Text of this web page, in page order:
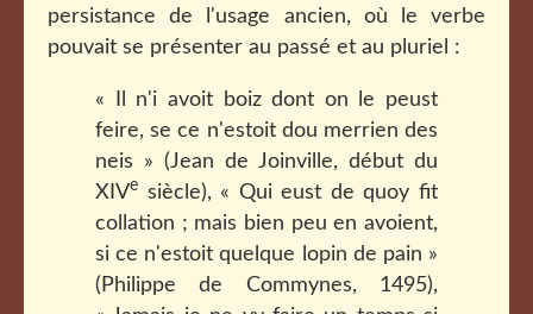
persistance de l'usage ancien, où le verbe
pouvait se présenter au passé et au pluriel :
« Il n'i avoit boiz dont on le peust
feire, se ce n'estoit dou merrien des
neis » (Jean de Joinville, début du
XIVe siècle), « Qui eust de quoy fit
collation ; mais bien peu en avoient,
si ce n'estoit quelque lopin de pain »
(Philippe de Commynes, 1495),